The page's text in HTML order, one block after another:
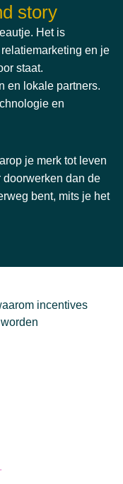
story
Het is
en je
staat.
en lokale partners.
en
je merk tot leven
doorwerken dan de
bent, mits je het